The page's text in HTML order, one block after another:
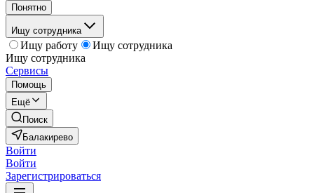
Понятно
Ищу сотрудника
Ищу работу
Ищу сотрудника
Ищу сотрудника
Сервисы
Помощь
Ещё
Поиск
Балакирево
Войти
Войти
Зарегистрироваться